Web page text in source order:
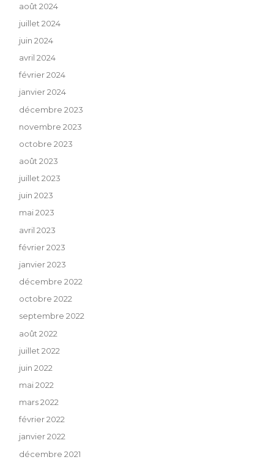
août 2024
juillet 2024
juin 2024
avril 2024
février 2024
janvier 2024
décembre 2023
novembre 2023
octobre 2023
août 2023
juillet 2023
juin 2023
mai 2023
avril 2023
février 2023
janvier 2023
décembre 2022
octobre 2022
septembre 2022
août 2022
juillet 2022
juin 2022
mai 2022
mars 2022
février 2022
janvier 2022
décembre 2021